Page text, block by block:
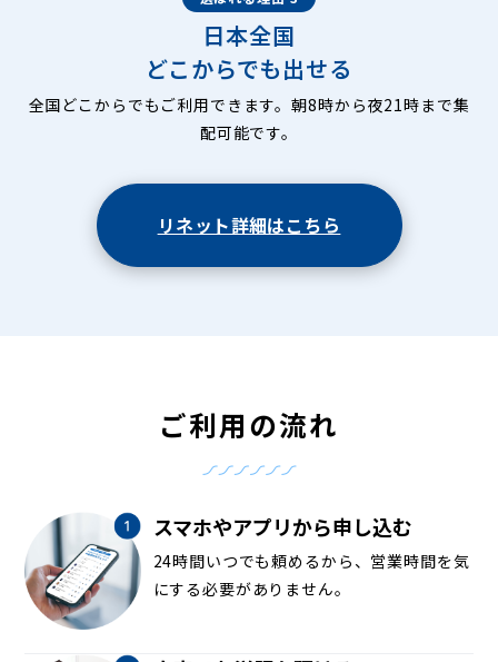
日本全国
どこからでも出せる
全国どこからでもご利用できます。朝8時から夜21時まで集
配可能です。
リネット詳細はこちら
ご利用の流れ
スマホやアプリから申し込む
24時間いつでも頼めるから、営業時間を気
にする必要がありません。